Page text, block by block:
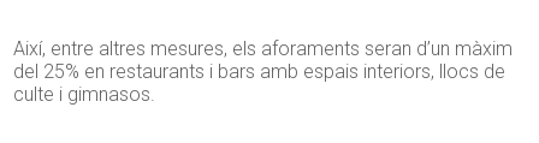
Així, entre altres mesures, els aforaments seran d’un màxim
del 25% en restaurants i bars amb espais interiors, llocs de
culte i gimnasos.